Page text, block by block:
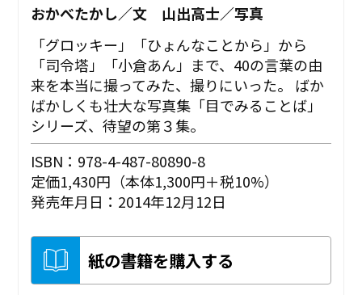
おかべたかし／文 山出高士／写真
「グロッキー」「ひょんなことから」から
「司令塔」「小倉あん」まで、40の言葉の由
来を本当に撮ってみた、撮りにいった。 ばか
ばかしくも壮大な写真集「目でみることば」
シリーズ、待望の第３集。
ISBN：978-4-487-80890-8
定価1,430円（本体1,300円＋税10%）
発売年月日：2014年12月12日
紙の書籍を購入する